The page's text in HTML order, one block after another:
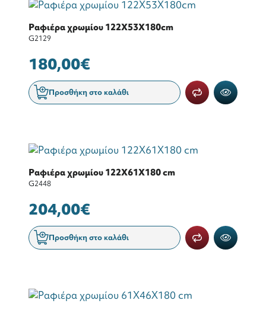
Ραφιέρα χρωμίου 122Χ53Χ180cm
G2129
180,00€
Προσθήκη στο καλάθι
Ραφιέρα χρωμίου 122Χ61Χ180 cm
G2448
204,00€
Προσθήκη στο καλάθι